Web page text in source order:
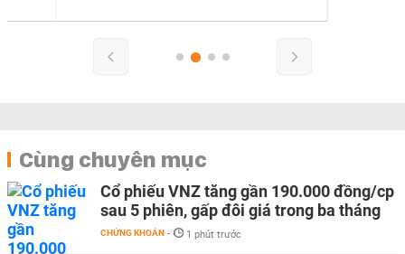
Cùng chuyên mục
Cổ phiếu VNZ tăng gần 190.000 đồng/cp
sau 5 phiên, gấp đôi giá trong ba tháng
CHỨNG KHOÁN - 1 phút trước